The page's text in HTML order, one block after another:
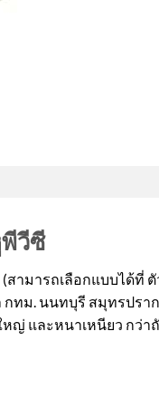
วีซี
ามารถเลือกแบบได้ที่
ทม. นนทบุรี สมุทรปร
หญ่ และหนาเหนียว กว่า